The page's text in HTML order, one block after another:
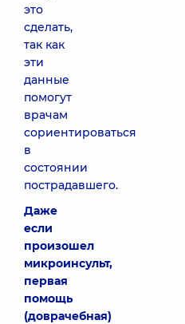
это
сделать,
так как
эти
данные
помогут
врачам
сориентироваться
в
состоянии
пострадавшего.
Даже
если
произошел
микроинсульт,
первая
помощь
(доврачебная)